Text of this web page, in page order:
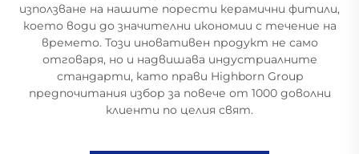
използване на нашите порести керамични фитили,
което води до значителни икономии с течение на
времето. Този иновативен продукт не само
отговаря, но и надвишава индустриалните
стандарти, като прави Highborn Group
предпочитания избор за повече от 1000 доволни
клиенти по целия свят.